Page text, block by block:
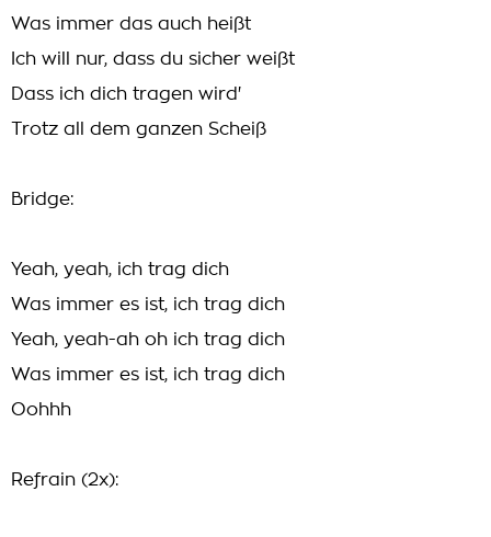
Was immer das auch heißt
Ich will nur, dass du sicher weißt
Dass ich dich tragen wird'
Trotz all dem ganzen Scheiß
Bridge:
Yeah, yeah, ich trag dich
Was immer es ist, ich trag dich
Yeah, yeah-ah oh ich trag dich
Was immer es ist, ich trag dich
Oohhh
Refrain (2x):